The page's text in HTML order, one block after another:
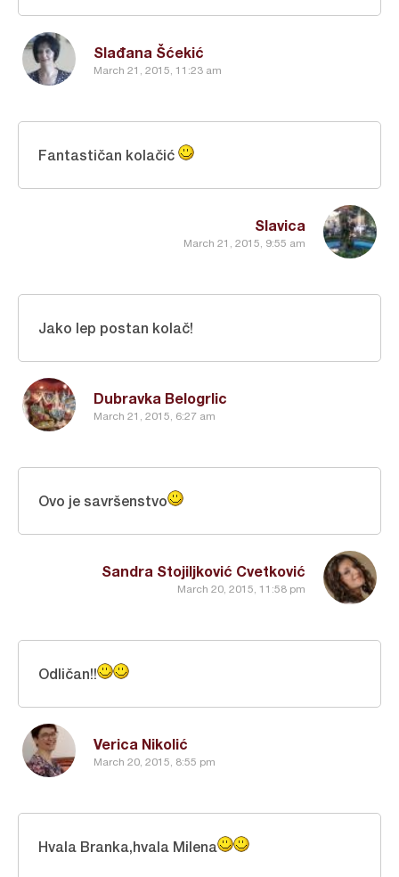
Slađana Šćekić
March 21, 2015, 11:23 am
Slavica
March 21, 2015, 9:55 am
Fantastičan kolačić
Dubravka Belogrlic
March 21, 2015, 6:27 am
Jako lep postan kolač!
Sandra Stojiljković Cvetković
March 20, 2015, 11:58 pm
Ovo je savršenstvo
Verica Nikolić
March 20, 2015, 8:55 pm
Odličan!!
Hvala Branka,hvala Milena